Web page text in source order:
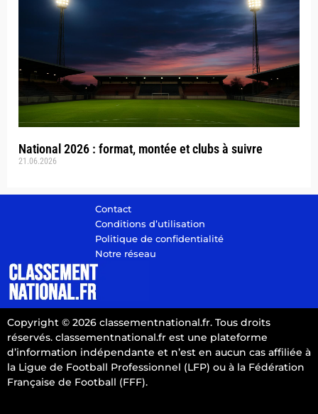
National 2026 : format, montée et clubs à suivre
21.06.2026
Contact
Conditions d’utilisation
Politique de confidentialité
Notre réseau
Copyright © 2026 classementnational.fr. Tous droits
réservés. classementnational.fr est une plateforme
d’information indépendante et n’est en aucun cas affiliée à
la Ligue de Football Professionnel (LFP) ou à la Fédération
Française de Football (FFF).